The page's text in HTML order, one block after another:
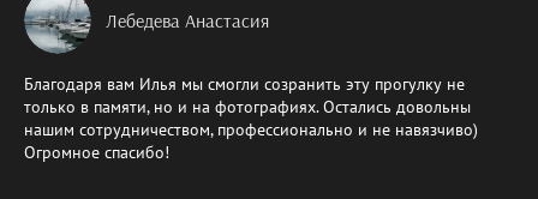
Лебедева Анастасия
Благодаря вам Илья мы смогли созранить эту прогулку не
только в памяти, но и на фотографиях. Остались довольны
нашим сотрудничеством, профессионально и не навязчиво)
Огромное спасибо!